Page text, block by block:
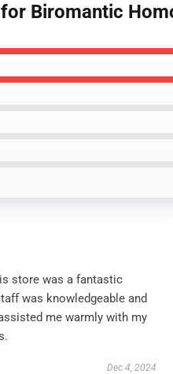
Biromantic
store was a fantastic
was knowledgeable and
me warmly with my
Dec 4, 2024